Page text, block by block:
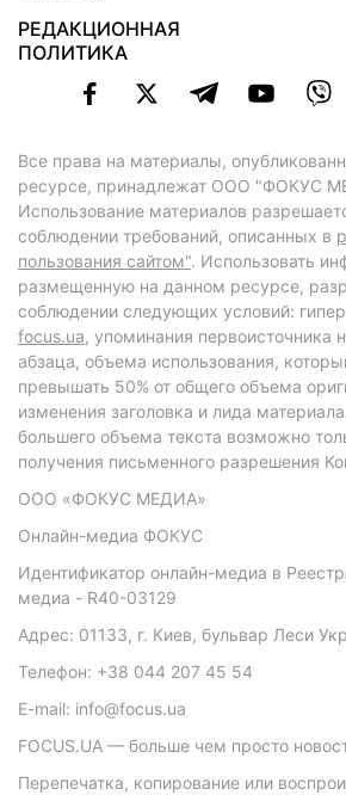
РЕДАКЦИОННАЯ
ПОЛИТИКА
Все права на материалы,
ресурсе, принадлежат ООО "ФОКУС
Использование материалов
соблюдении требований, описанных в
пользования сайтом". Использовать
размещенную на данном ресурсе,
соблюдении следующих условий:
focus.ua, упоминания первоисточника
абзаца, объема использования,
превышать 50% от общего объема
изменения заголовка и лида
большего объема текста возможно
получения письменного разрешения
ООО «ФОКУС МЕДИА»
Онлайн-медиа ФОКУС
Идентификатор онлайн-медиа в
медиа - R40-03129
Адрес: 01133, г. Киев, бульвар Леси
Телефон: +38 044 207 45 54
E-mail: info@focus.ua
FOCUS.UA — больше чем просто
Перепечатка, копирование или